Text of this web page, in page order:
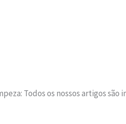
Todos os nossos artigos